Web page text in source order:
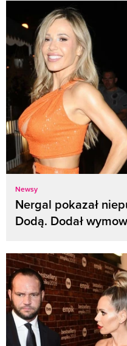
Newsy
Nergal pokazał
Dodą. Dodał